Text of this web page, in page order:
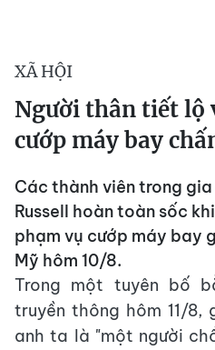
XÃ HỘI
Người thân tiết lộ
cướp máy bay
Các thành viên trong
Russell hoàn toàn sốc
phạm vụ cướp máy bay
Mỹ hôm 10/8.
Trong một tuyên bố
truyền thông hôm 11/8,
anh ta là "một người